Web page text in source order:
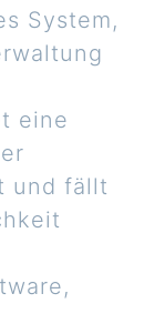
System,
eine
und fällt